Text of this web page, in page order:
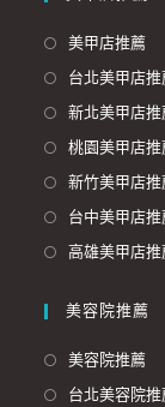
美甲店推薦
台北美甲店推
新北美甲店推
桃園美甲店推
新竹美甲店推
台中美甲店推
高雄美甲店推
美容院推薦
美容院推薦
台北美容院推